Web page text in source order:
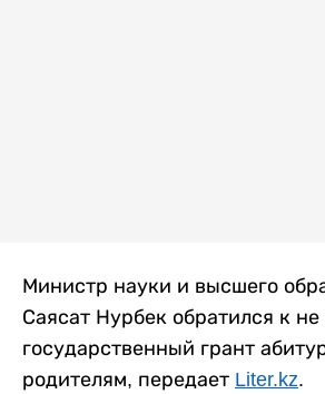
Министр науки и высшего
Саясат Нурбек обратился к
государственный грант
родителям, передает Liter.kz.